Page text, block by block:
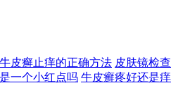
牛皮癣止痒的正确方法 皮肤镜检
一个小红点吗 牛皮癣疼好还是